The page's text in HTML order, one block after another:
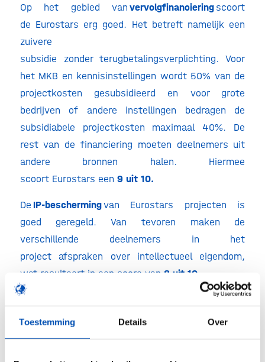
Toestemming Details Over
Op het gebied vanvervolgfinanciering scoort
de Eurostars erg goed. Het betreft namelijk een
zuivere
subsidie zonder terugbetalingsverplichting. Voor
het MKB en kennisinstellingen wordt 50% van de
projectkosten gesubsidieerd en voor grote
bedrijven of andere instellingen bedragen de
subsidiabele projectkosten maximaal 40%. De
rest van de financiering moeten deelnemers uit
andere bronnen halen. Hiermee
scoort Eurostars een 9 uit 10.
De IP-beschermingvan Eurostars projecten is
goed geregeld. Van tevoren maken de
verschillende deelnemers in het
project afspraken over intellectueel eigendom,
wat resulteert in een score van 8 uit 10.
van de Eurostars is
relatief laag. Ze vereist twee keer per jaar een